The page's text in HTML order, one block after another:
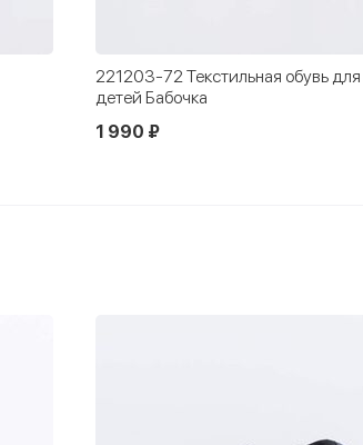
221203-72 Текстильная обувь для
детей Бабочка
1 990 ₽